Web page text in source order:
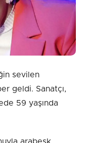
sevilen
geldi. Sanatçı,
59 yaşında
arabesk